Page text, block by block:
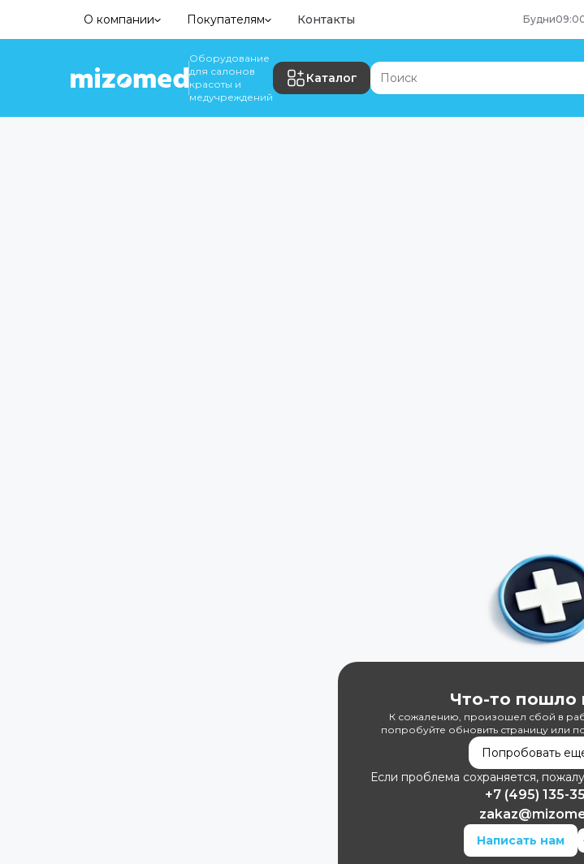
О компании Покупателям Контакты Будни
Оборудование
для салонов
красоты и
медучреждений
Каталог
Что-то пошло
К сожалению, произошел сбой в
попробуйте обновить страницу или
Попробовать
Если проблема сохраняется,
+7 (495) 135-
Написать нам